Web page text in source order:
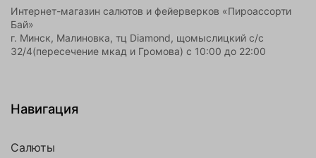
Интернет-магазин салютов и фейерверков «Пироассорти
Бай»
г. Минск, Малиновка, тц Diamond, щомыслицкий с/с
32/4(пересечение мкад и Громова) с 10:00 до 22:00
Навигация
Салюты